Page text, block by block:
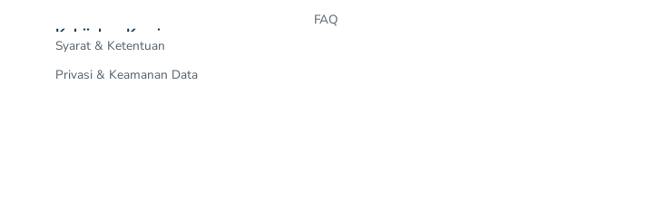
Kebijakan Kami
Syarat & Ketentuan
Privasi & Keamanan Data
FAQ